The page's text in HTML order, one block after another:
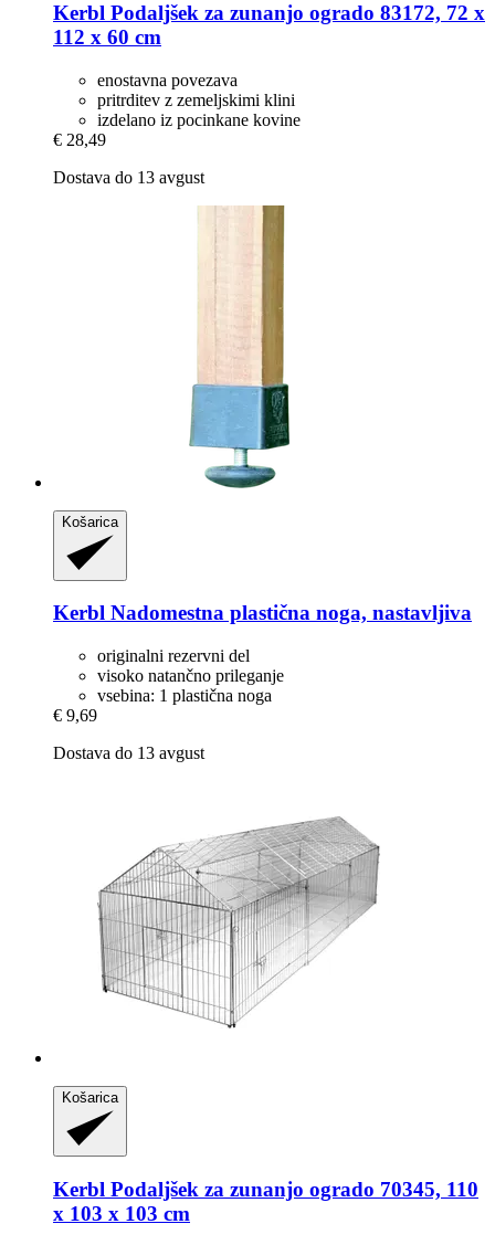
Kerbl Podaljšek za zunanjo ogrado 83172, 72 x
112 x 60 cm
enostavna povezava
pritrditev z zemeljskimi klini
izdelano iz pocinkane kovine
€ 28,49
Dostava do 13 avgust
Košarica
Kerbl Nadomestna plastična noga, nastavljiva
originalni rezervni del
visoko natančno prileganje
vsebina: 1 plastična noga
€ 9,69
Dostava do 13 avgust
Košarica
Kerbl Podaljšek za zunanjo ogrado 70345, 110
x 103 x 103 cm